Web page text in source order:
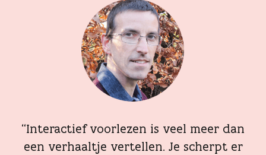
“Interactief voorlezen is veel meer dan
een verhaaltje vertellen. Je scherpt er